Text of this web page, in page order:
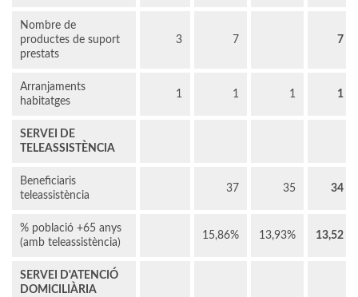
Nombre de
productes de suport
prestats
3 7 7
Arranjaments
habitatges
1 1 1 1
SERVEI DE
TELEASSISTÈNCIA
Beneficiaris
teleassistència
37 35 34
% població +65 anys
(amb teleassistència)
15,86% 13,93% 13,52
SERVEI D'ATENCIÓ
DOMICILIÀRIA